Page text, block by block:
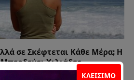
ΚΛΕΊΣΙΜΟ
σε Σκέφτεται Κάθε Μέρα; Η
Χιλιάδες